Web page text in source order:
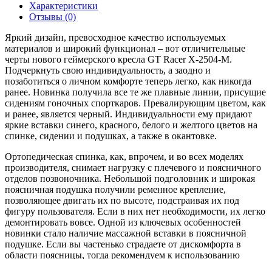
Характеристики
Отзывы (0)
Яркий дизайн, превосходное качество используемых
материалов и широкий функционал – вот отличительные
черты нового геймерского кресла GT Racer X-2504-M.
Подчеркнуть свою индивидуальность, а заодно и
позаботиться о личном комфорте теперь легко, как никогда
ранее. Новинка получила все те же плавные линии, присущие
сидениям гоночных спорткаров. Превалирующим цветом, как
и ранее, является черный. Индивидуальности ему придают
яркие вставки синего, красного, белого и желтого цветов на
спинке, сидении и подушках, а также в окантовке.
Ортопедическая спинка, как, впрочем, и во всех моделях
производителя, снимает нагрузку с плечевого и поясничного
отделов позвоночника. Небольшой подголовник и широкая
поясничная подушка получили ременное крепление,
позволяющее двигать их по высоте, подстраивая их под
фигуру пользователя. Если в них нет необходимости, их легко
демонтировать вовсе. Одной из ключевых особенностей
новинки стало наличие массажной вставки в поясничной
подушке. Если вы частенько страдаете от дискомфорта в
области поясницы, тогда рекомендуем к использованию